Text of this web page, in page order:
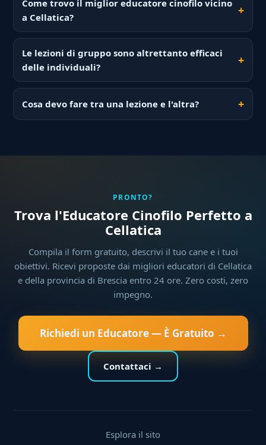
Come trovo il miglior educatore cinofilo vicino
a Cellatica?
Le lezioni di gruppo sono altrettanto efficaci
delle individuali?
Cosa devo fare tra una lezione e l'altra?
PRONTO?
Trova l'Educatore Cinofilo Perfetto a
Cellatica
Compila il form gratuito, descrivi il tuo cane e i tuoi
obiettivi. Ricevi proposte dai migliori educatori di Cellatica
e della provincia di Brescia entro 24 ore. Zero costi, zero
impegno.
Richiedi un Educatore — È Gratuito →
Contattaci →
Esplora il sito